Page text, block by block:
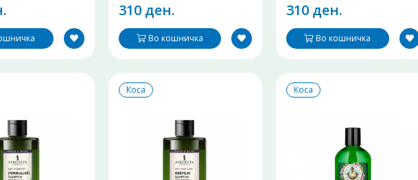
310 ден.
Во кошничка
310 ден.
Во кошничка
Коса Коса